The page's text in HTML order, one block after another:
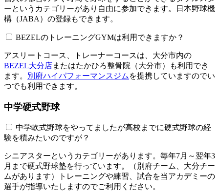
ーというカテゴリーがあり自由に参加できます。日本野球機
構（JABA）の登録もできます。
BEZELのトレーニングGYMは利用できますか？​​​​​
アスリートコース、トレーナーコースは、大分市内の
BEZEL大分店またはたかひろ整骨院（大分市）も利用でき
ます。
別府ハイパフォーマンスジム を提携していますのでい
つでも利用できます。
中学硬式野球
中学軟式野球をやってましたが高校までに硬式野球の経
験を積みたいのですが？
シニアスターというカテゴリーがあります。毎年7月～翌年3
月まで硬式野球塾を行っています。（別府チーム、大分チー
ムがあります）トレーニングや練習、試合を当アカデミーの
選手が指導いたしますのでご利用ください。